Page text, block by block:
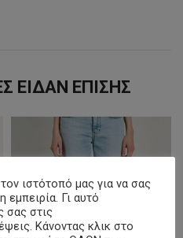
ΕΙΔΑΝ ΕΠΙΣΗΣ
ιστότοπό μας για να σας
Γι αυτό
σας στις
Κάνοντας κλικ στο